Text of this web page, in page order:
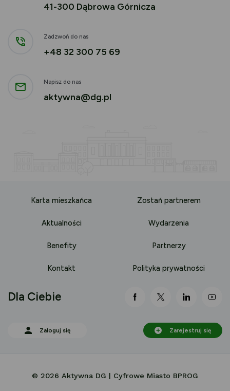
41-300 Dąbrowa Górnicza
Zadzwoń do nas
+48 32 300 75 69
Napisz do nas
aktywna@dg.pl
Karta mieszkańca Zostań partnerem
Aktualności Wydarzenia
Benefity Partnerzy
Kontakt Polityka prywatności
link otwiera się nowej
link otwiera się
link
Dla Ciebie
Zaloguj się Zarejestruj się
© 2026 Aktywna DG | Cyfrowe Miasto BPROG